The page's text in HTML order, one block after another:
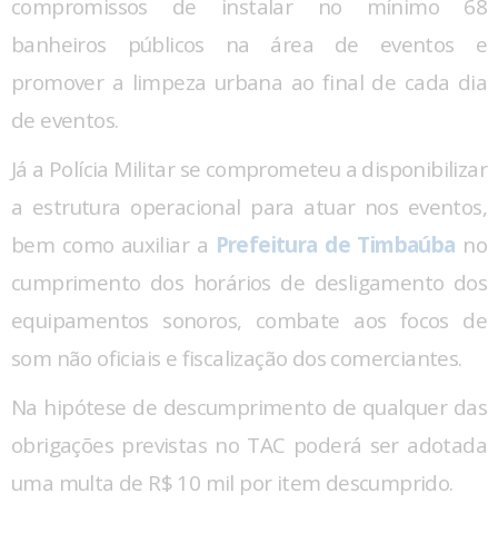
compromissos de instalar no mínimo 68
banheiros públicos na área de eventos e
promover a limpeza urbana ao final de cada dia
de eventos.
Já a Polícia Militar se comprometeu a disponibilizar
a estrutura operacional para atuar nos eventos,
bem como auxiliar a Prefeitura de Timbaúba no
cumprimento dos horários de desligamento dos
equipamentos sonoros, combate aos focos de
som não oficiais e fiscalização dos comerciantes.
Na hipótese de descumprimento de qualquer das
obrigações previstas no TAC poderá ser adotada
uma multa de R$ 10 mil por item descumprido.